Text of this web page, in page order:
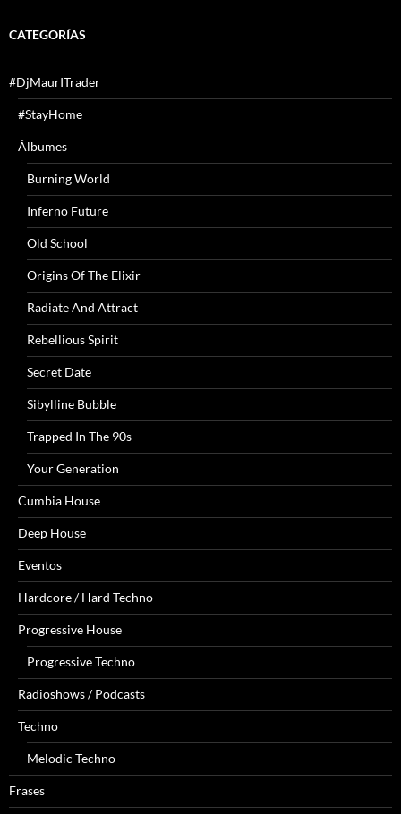
CATEGORÍAS
#DjMaurITrader
#StayHome
Álbumes
Burning World
Inferno Future
Old School
Origins Of The Elixir
Radiate And Attract
Rebellious Spirit
Secret Date
Sibylline Bubble
Trapped In The 90s
Your Generation
Cumbia House
Deep House
Eventos
Hardcore / Hard Techno
Progressive House
Progressive Techno
Radioshows / Podcasts
Techno
Melodic Techno
Frases